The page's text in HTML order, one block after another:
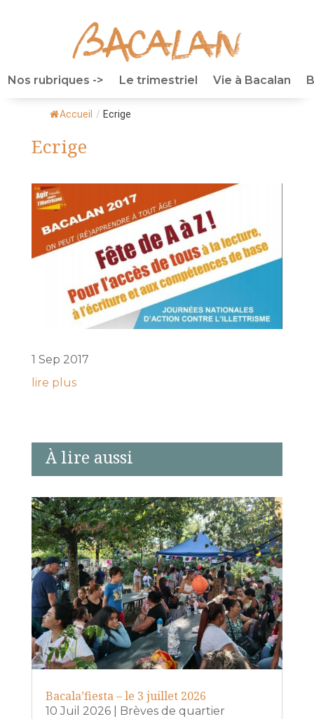
Nos rubriques -> Le trimestriel Vie à Bacalan
Accueil / Ecrige
Ecrige
1 Sep 2017
lire plus
À lire aussi
Bacala’fiesta – le 3 juillet 2026
10 Juil 2026| Brèves de quartier